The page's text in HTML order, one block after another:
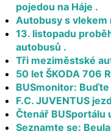
pojedou na Háje .
Autobusy s vlekem
13. listopadu
autobusů .
Tři meziměstské
50 let ŠKODA 706
BUSmonitor:
F.C. JUVENTUS
Čtenář BUSportálu
Seznamte se: